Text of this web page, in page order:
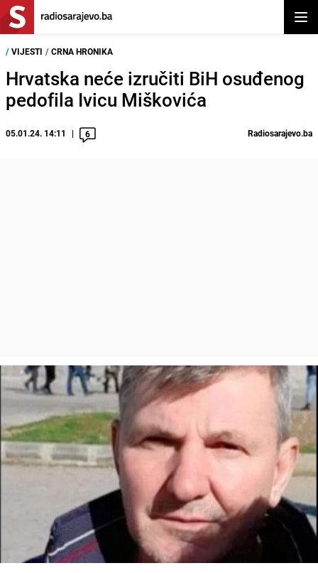
/ VIJESTI / CRNA HRONIKA
Hrvatska neće izručiti BiH osuđenog
pedofila Ivicu Miškovića
05.01.24. 14:11 6 Radiosarajevo.ba